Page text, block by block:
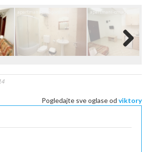
Next
Pogledajte sve oglase od viktory